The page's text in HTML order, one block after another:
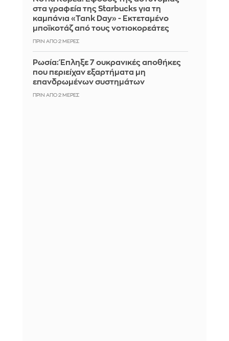
στα γραφεία της Starbucks για τη
καμπάνια «Tank Day» - Εκτεταμένο
μποϊκοτάζ από τους νοτιοκορεάτες
ΠΡΙΝ ΑΠΌ 2 ΜΈΡΕΣ
Ρωσία: Έπληξε 7 ουκρανικές αποθήκες
που περιείχαν εξαρτήματα μη
επανδρωμένων συστημάτων
ΠΡΙΝ ΑΠΌ 2 ΜΈΡΕΣ